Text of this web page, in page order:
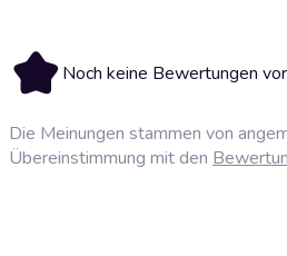
Noch keine Bewertungen
Die Meinungen stammen von
Übereinstimmung mit den